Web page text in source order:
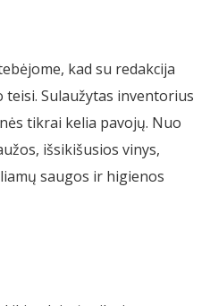
kad su redakcija
Sulaužytas inventorius
tikrai kelia pavojų. Nuo
išsikišusios vinys,
saugos ir higienos